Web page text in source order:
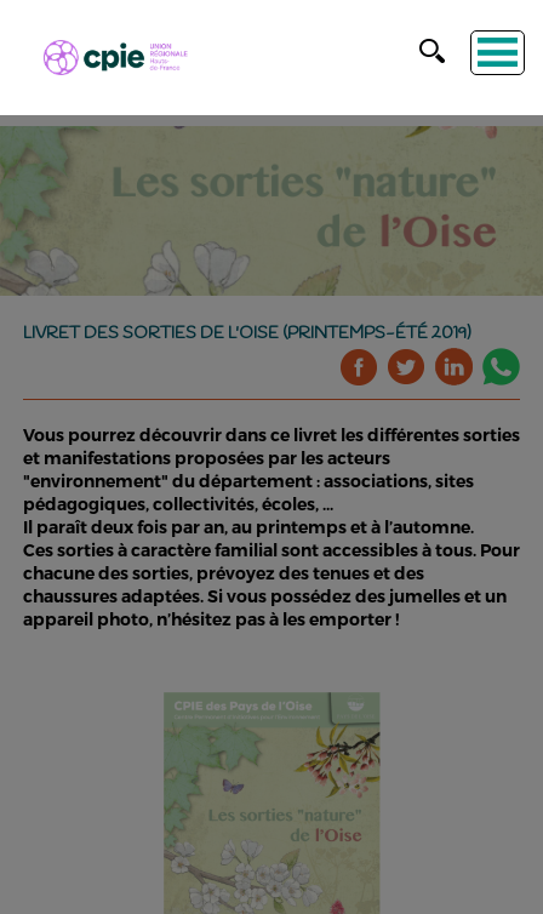
LIVRET DES SORTIES DE L'OISE (PRINTEMPS-ÉTÉ 2019)
Vous pourrez découvrir dans ce livret les différentes sorties
et manifestations proposées par les acteurs
"environnement" du département : associations, sites
pédagogiques, collectivités, écoles, ...
Il paraît deux fois par an, au printemps et à l’automne.
Ces sorties à caractère familial sont accessibles à tous. Pour
chacune des sorties, prévoyez des tenues et des
chaussures adaptées. Si vous possédez des jumelles et un
appareil photo, n’hésitez pas à les emporter !